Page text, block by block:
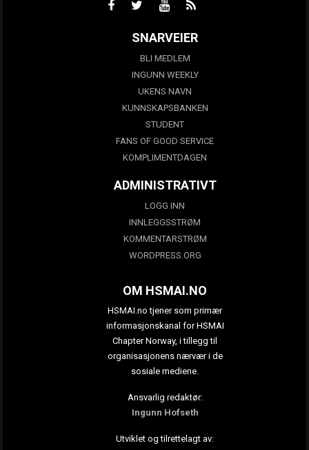
SNARVEIER
BLI MEDLEM
INGUNN WEEKLY
UKENS NAVN
KUNNSKAPSBANKEN
STUDENT
FANS OF GOOD SERVICE
KOMPLIMENTDAGEN
ADMINISTRATIVT
LOGG INN
INNLEGGSSTRØM
KOMMENTARSTRØM
WORDPRESS.ORG
OM HSMAI.NO
HSMAI.no tjener som primær
informasjonskanal for HSMAI
Chapter Norway, i tillegg til
organisasjonens nærvær i de
sosiale mediene.
Ansvarlig redaktør:
Ingunn Hofseth
Utviklet og tilrettelagt av: